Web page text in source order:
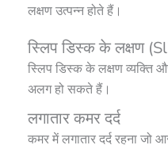
लक्षण उत्पन्न होते हैं।
स्लिप डिस्क के लक्षण
स्लिप डिस्क के लक्षण व्यक्ति
अलग हो सकते हैं।
लगातार कमर दर्द
कमर में लगातार दर्द रहना जो